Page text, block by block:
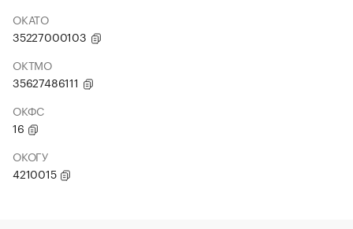
ОКАТО
35227000103
ОКТМО
35627486111
ОКФС
16
ОКОГУ
4210015